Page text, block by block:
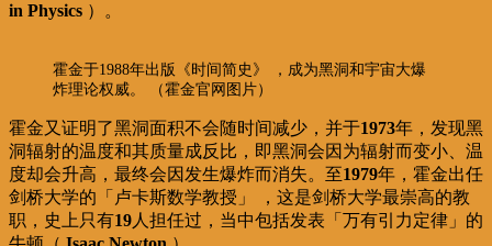
in Physics ）。
霍金于1988年出版《时间简史》 ，成为黑洞和宇宙大爆
炸理论权威。 （霍金官网图片）
霍金又证明了黑洞面积不会随时间减少，并于1973年，发现黑
洞辐射的温度和其质量成反比，即黑洞会因为辐射而变小、温
度却会升高，最终会因发生爆炸而消失。至1979年，霍金出任
剑桥大学的「卢卡斯数学教授」
，这是剑桥大学最崇高的教
职，史上只有19人担任过，当中包括发表「万有引力定律」的